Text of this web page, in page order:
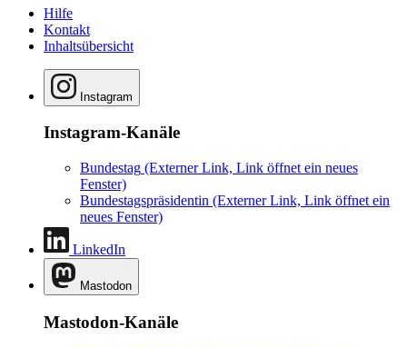
Hilfe
Kontakt
Inhaltsübersicht
Instagram
Instagram-Kanäle
Bundestag (Externer Link, Link öffnet ein neues
Fenster)
Bundestagspräsidentin (Externer Link, Link öffnet ein
neues Fenster)
LinkedIn
Mastodon
Mastodon-Kanäle